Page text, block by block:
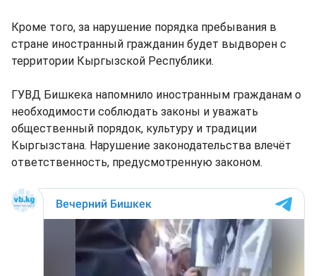
Кроме того, за нарушение порядка пребывания в
стране иностранный гражданин будет выдворен с
территории Кыргызской Республики.
ГУВД Бишкека напомнило иностранным гражданам о
необходимости соблюдать законы и уважать
общественный порядок, культуру и традиции
Кыргызстана. Нарушение законодательства влечёт
ответственность, предусмотренную законом.